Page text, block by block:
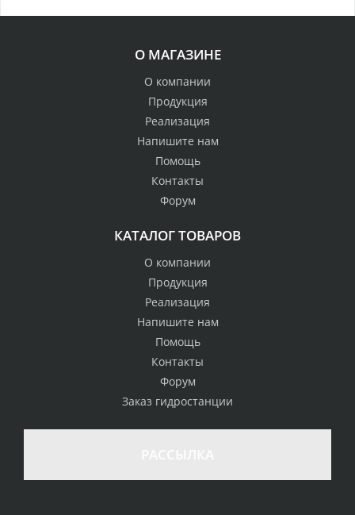
О МАГАЗИНЕ
О компании
Продукция
Реализация
Напишите нам
Помощь
Контакты
Форум
КАТАЛОГ ТОВАРОВ
О компании
Продукция
Реализация
Напишите нам
Помощь
Контакты
Форум
Заказ гидростанции